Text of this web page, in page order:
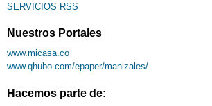
SERVICIOS RSS
Nuestros Portales
www.micasa.co
www.qhubo.com/epaper/manizales/
Hacemos parte de: